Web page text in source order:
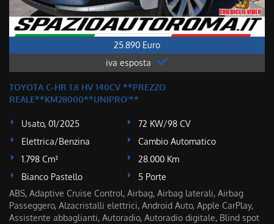
25.890 Euro
iva esposta
TOYOTA C-HR 1.8 HV 140CV **PREZZO
REALE**KM28000**UNIPRO'**
Usato, 01/2025
72 KW/98 CV
Elettrica/Benzina
Cambio Automatico
1.798 Cm³
28.000 Km
Bianco Pastello
5 Porte
ABS, Adaptive Cruise Control, Airbag, Airbag laterali, Airbag
Passeggero, Alzacristalli elettrici, Android Auto, Apple CarPlay,
Assistente abbaglianti, Autoradio, Autoradio digitale, Blind spot